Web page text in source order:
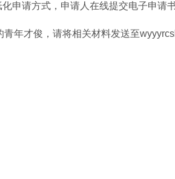
申请方式，申请人在线提交电子申请
年才俊，请将相关材料发送至